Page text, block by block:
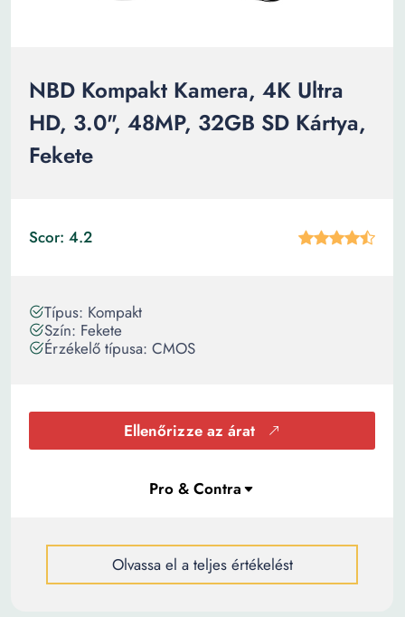
NBD Kompakt Kamera, 4K Ultra
HD, 3.0", 48MP, 32GB SD Kártya,
Fekete
Scor: 4.2
Típus: Kompakt
Szín: Fekete
Érzékelő típusa: CMOS
Ellenőrizze az árat
Olvassa el a teljes értékelést